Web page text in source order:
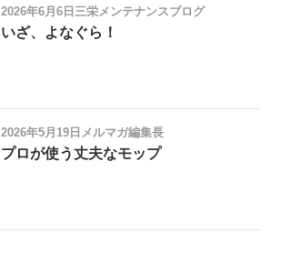
2026年6月6日 三栄メンテナンスブログ
いざ、よなぐら！
2026年5月19日 メルマガ編集長
プロが使う丈夫なモップ